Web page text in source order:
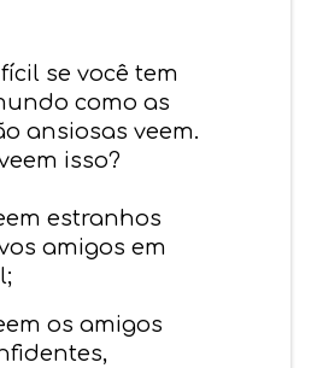
se você tem
como as
ansiosas veem.
isso?
estranhos
amigos em
os amigos